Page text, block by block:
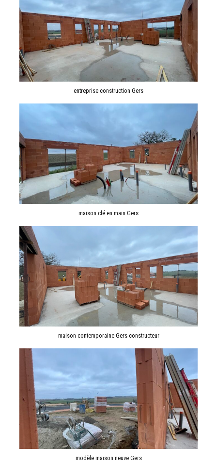
entreprise construction Gers
maison clé en main Gers
maison contemporaine Gers constructeur
modèle maison neuve Gers